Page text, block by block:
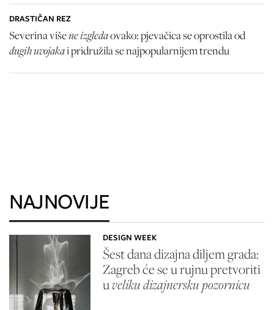
DRASTIČAN REZ
Severina višene izgledaovako: pjevačica se oprostila od
dugih uvojakai pridružila se najpopularnijem trendu
NAJNOVIJE
DESIGN WEEK
Šest dana dizajna diljem grada:
Zagreb će se u rujnu pretvoriti
uveliku dizajnersku pozornicu